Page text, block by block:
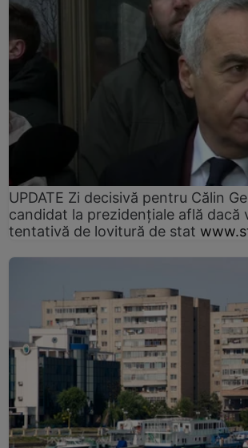
UPDATE Zi decisivă pentru Călin
candidat la prezidențiale află dacă
tentativă de lovitură de stat